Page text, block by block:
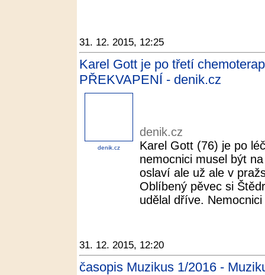
31. 12. 2015, 12:25
Karel Gott je po třetí
PŘEKVAPENÍ - denik.cz
denik.cz
denik.cz
Karel Gott (76) je po
nemocnici musel být
oslaví ale už ale v
Oblíbený pěvec si
udělal dříve.
31. 12. 2015, 12:20
časopis Muzikus 1/2016 -